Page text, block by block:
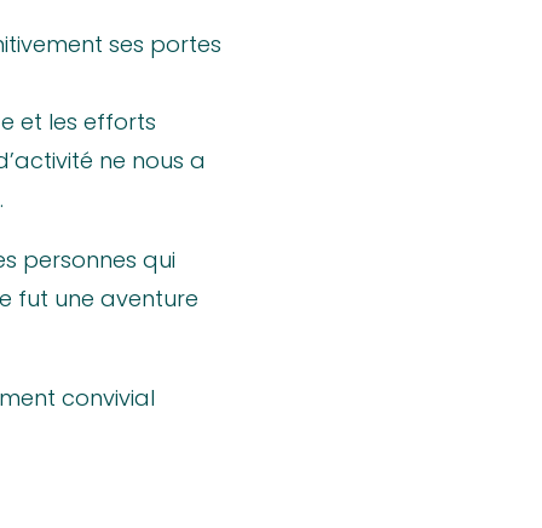
ses portes
et les efforts
ne nous a
personnes qui
fut une aventure
convivial